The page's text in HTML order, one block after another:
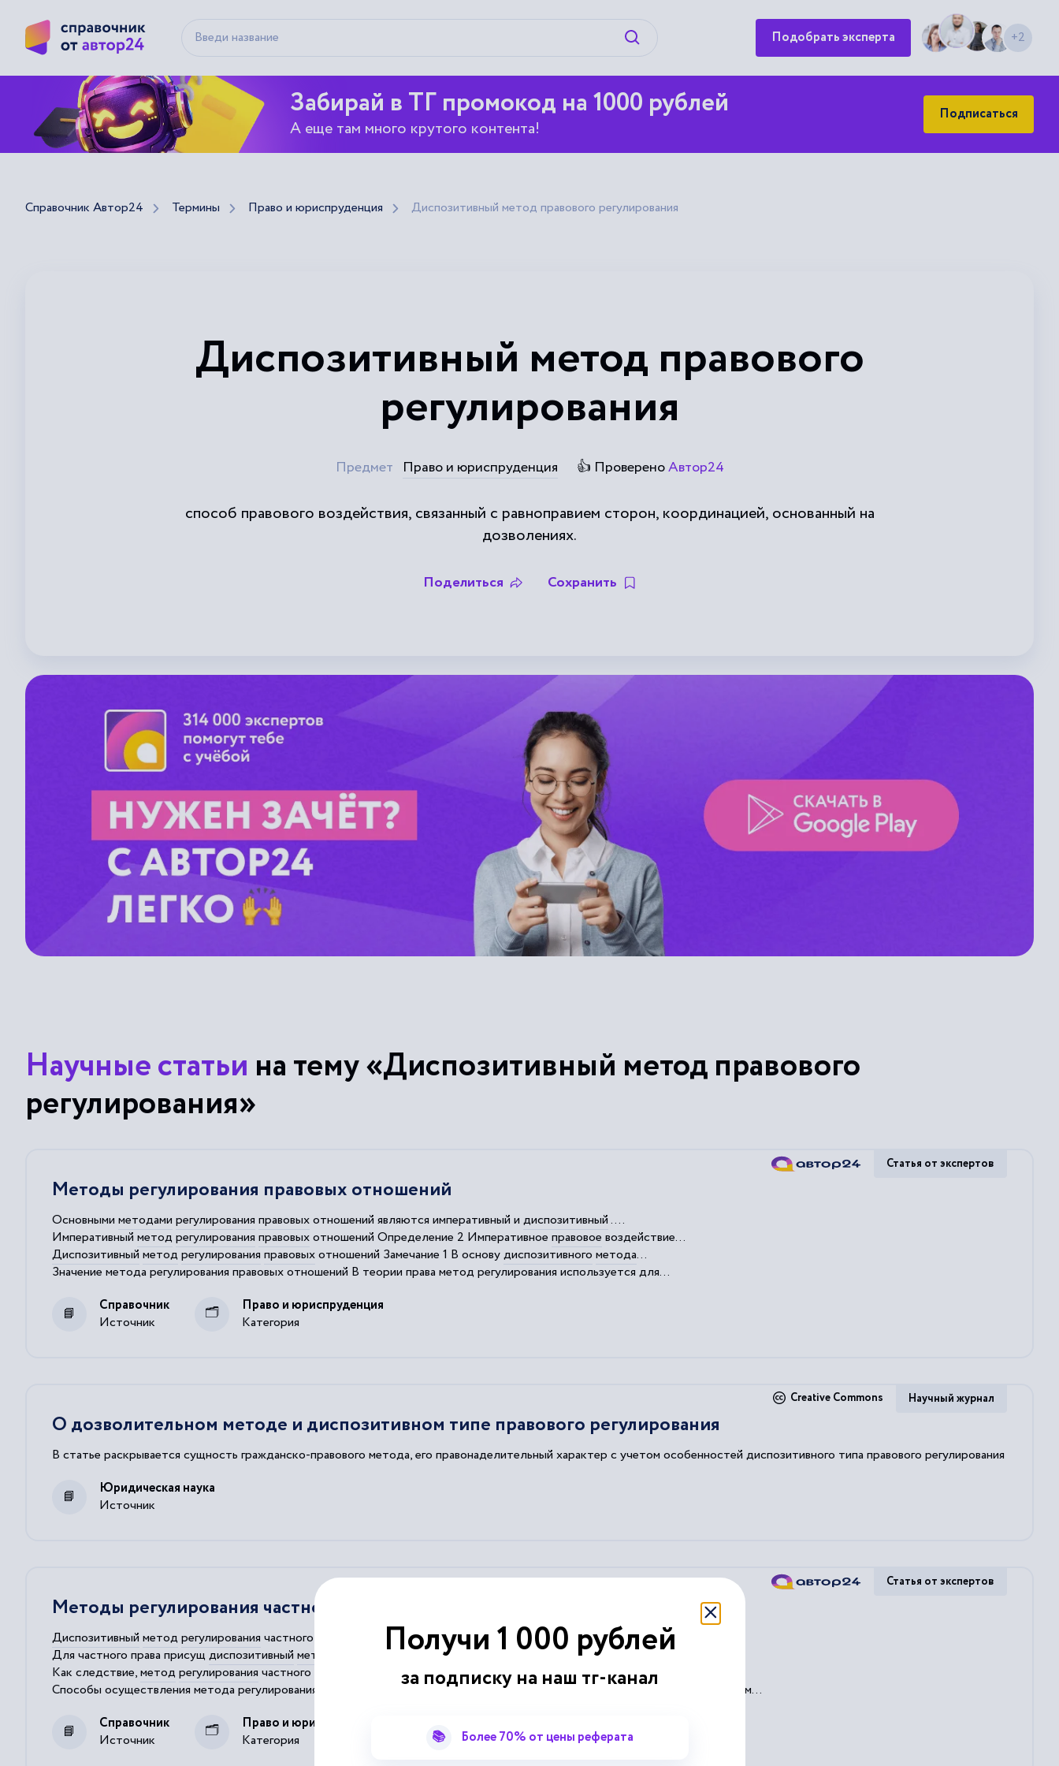
Искать Подобрать эксперта +2
Забирай в ТГ промокод на 1000 рублей
А еще там много крутого контента!
Подписаться
Справочник Автор24 Термины Право и юриспруденция Диспозитивный метод правового регулирования
Диспозитивный метод правового
регулирования
Предмет Право и юриспруденция 👍 ПровереноАвтор24
способ правового воздействия, связанный с равноправием сторон, координацией, основанный на
дозволениях.
Поделиться Сохранить
Научные статьи на тему «Диспозитивный метод правового
регулирования»
Методы регулирования правовых отношений
Основными методами регулирования правовыхотношений являются императивный и диспозитивный....
Императивный метод регулирования правовыхотношений Определение 2 Императивное правовое воздействие...
Диспозитивный метод регулирования правовыхотношений Замечание 1 В основудиспозитивного метода...
Значение метода регулирования правовыхотношений В теории права метод регулирования используется для...
Источник
Справочник
Категория
Право и юриспруденция
Статья от экспертов
О дозволительном методе и диспозитивном типе правового регулирования
В статье раскрывается сущность гражданско-правового метода, его правонаделительный характер с учетом особенностей диспозитивного типа правового регулирования
Источник
Юридическая наука
Creative Commons Научный журнал
Методы регулирования частного права
Диспозитивный метод регулирования частного права Определение 1Методрегулирования частного права...
Для частного права присущ диспозитивный метод правового регулирования , характерной чертой которого является...
Как следствие,метод регулирования частного права также носит диспозитивныйхарактер....
Способы осуществления метода регулирования правового регулированияосуществляется при помощи определенным...
Источник
Справочник
Категория
Право и юриспруденция
Статья от экспертов
Получи 1 000 рублей
за подписку на наш тг-канал
📚 Более 70% от цены реферата